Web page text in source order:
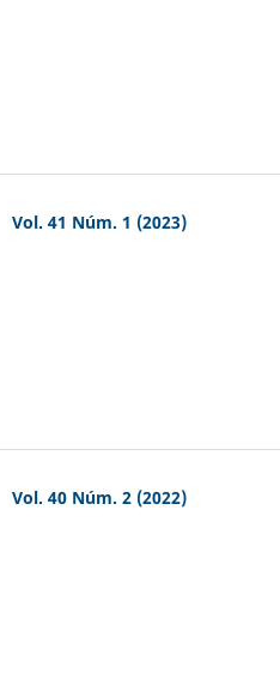
Vol. 41 Núm. 1 (2023)
Vol. 40 Núm. 2 (2022)